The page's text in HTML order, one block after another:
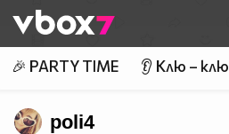
👾
🎉 PARTY TIME 👂 Клю – клю
poli4